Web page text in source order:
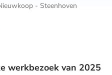
- Steenhoven
werkbezoek van 2025